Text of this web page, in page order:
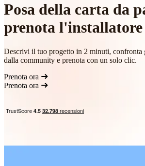
Posa della carta da
prenota l'installatore
Descrivi il tuo progetto in 2 minuti, confronta
dalla community e prenota con un solo clic.
Prenota ora
Prenota ora